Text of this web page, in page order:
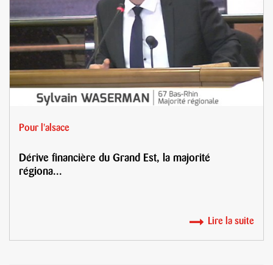
Pour l'alsace
Dérive financière du Grand Est, la majorité
régiona...
Lire la suite